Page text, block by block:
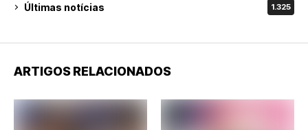
Últimas notícias 1.325
ARTIGOS RELACIONADOS